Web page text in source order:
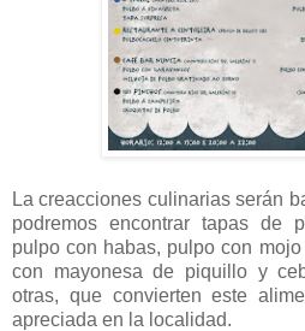
La creacciones culinarias serán
podremos encontrar tapas de
pulpo con habas, pulpo con
con mayonesa de piquillo y
otras, que convierten este
apreciada en la localidad.